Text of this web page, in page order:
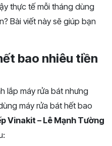
thực tế mỗi tháng dùng
Bài viết này sẽ giúp bạn
bao nhiêu tiền
lắp máy rửa bát nhưng
máy rửa bát hết bao
Vinakit – Lê Mạnh Tường